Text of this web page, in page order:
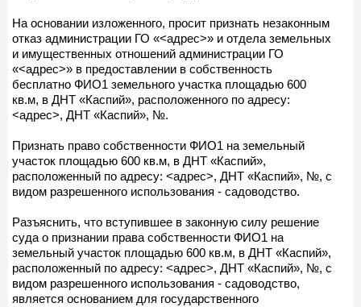
На основании изложенного, просит признать незаконным
отказ администрации ГО «<адрес>» и отдела земельных
и имущественных отношений администрации ГО
«<адрес>» в предоставлении в собственность
бесплатно ФИО1 земельного участка площадью 600
кв.м, в ДНТ «Каспий», расположенного по адресу:
<адрес>, ДНТ «Каспий», №.
Признать право собственности ФИО1 на земельный
участок площадью 600 кв.м, в ДНТ «Каспий»,
расположенный по адресу: <адрес>, ДНТ «Каспий», №, с
видом разрешенного использования - садоводство.
Разъяснить, что вступившее в законную силу решение
суда о признании права собственности ФИО1 на
земельный участок площадью 600 кв.м, в ДНТ «Каспий»,
расположенный по адресу: <адрес>, ДНТ «Каспий», №, с
видом разрешенного использования - садоводство,
является основанием для государственного